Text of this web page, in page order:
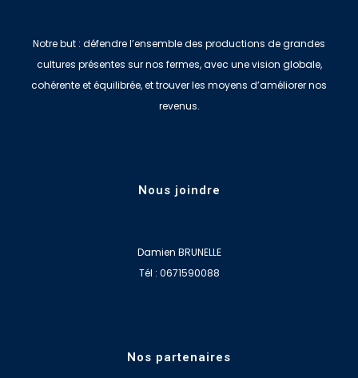
Notre but : défendre l’ensemble des productions de grandes
cultures présentes sur nos fermes, avec une vision globale,
cohérente et équilibrée, et trouver les moyens d’améliorer nos
revenus.
Nous joindre
Damien BRUNELLE
Tél : 0671590088
Nos partenaires